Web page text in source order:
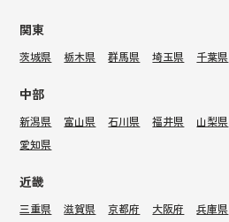
関東
茨城県 栃木県 群馬県 埼玉県 千葉県
中部
新潟県 富山県 石川県 福井県 山梨県
愛知県
近畿
三重県 滋賀県 京都府 大阪府 兵庫県